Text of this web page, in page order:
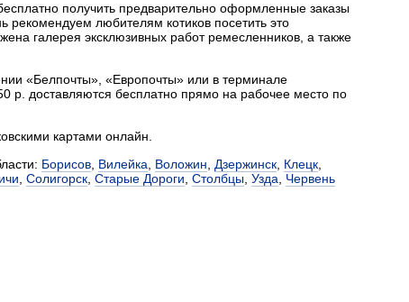
получить предварительно оформленные заказы
рекомендуем любителям котиков посетить это
галерея эксклюзивных работ ремесленников, а также
«Белпочты», «Европочты» или в терминале
р. доставляются бесплатно прямо на рабочее место по
картами онлайн.
Борисов Вилейка Воложин Дзержинск Клецк
Солигорск Старые Дороги Столбцы Узда Червень